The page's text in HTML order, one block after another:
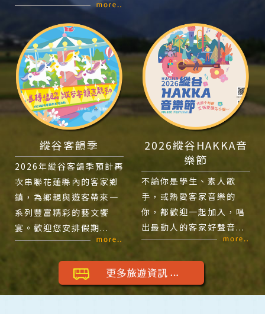
縱谷客韻季
2026年縱谷客韻季預計再
次串聯花蓮縣內的客家鄉
鎮，為鄉親與遊客帶來一
系列豐富精彩的藝文饗
宴。歡迎您安排假期...
2026縱谷HAKKA音
樂節
不論你是學生、素人歌
手，或熱愛客家音樂的
你，都歡迎一起加入，唱
出最動人的客家好聲音...